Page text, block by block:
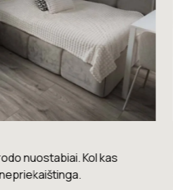
nuostabiai. Kol kas